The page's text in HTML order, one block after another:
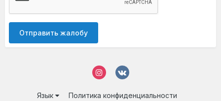
Отправить жалобу
Язык
Политика конфиденциальности